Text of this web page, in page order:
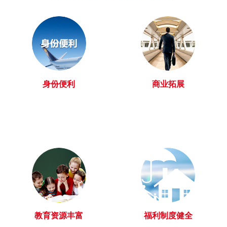
身份便利 商业拓展
教育资源丰富 福利制度健全